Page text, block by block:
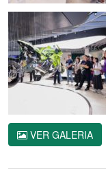
VER GALERIA